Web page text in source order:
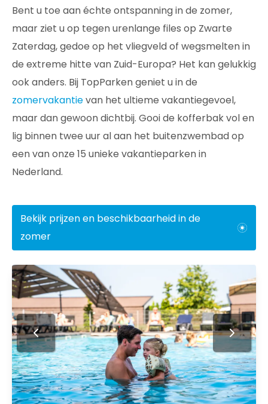
Bent u toe aan échte ontspanning in de zomer,
maar ziet u op tegen urenlange files op Zwarte
Zaterdag, gedoe op het vliegveld of wegsmelten in
de extreme hitte van Zuid-Europa? Het kan gelukkig
ook anders. Bij TopParken geniet u in de
zomervakantievan het ultieme vakantiegevoel,
maar dan gewoon dichtbij. Gooi de kofferbak vol en
lig binnen twee uur al aan het buitenzwembad op
een van onze 15 unieke vakantieparken in
Nederland.
Bekijk prijzen en beschikbaarheid in de
zomer